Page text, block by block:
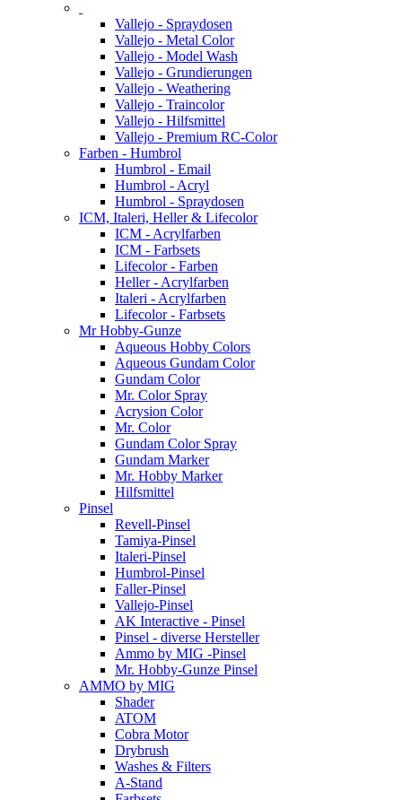
Vallejo - Spraydosen
Vallejo - Metal Color
Vallejo - Model Wash
Vallejo - Grundierungen
Vallejo - Weathering
Vallejo - Traincolor
Vallejo - Hilfsmittel
Vallejo - Premium RC-Color
Farben - Humbrol
Humbrol - Email
Humbrol - Acryl
Humbrol - Spraydosen
ICM, Italeri, Heller & Lifecolor
ICM - Acrylfarben
ICM - Farbsets
Lifecolor - Farben
Heller - Acrylfarben
Italeri - Acrylfarben
Lifecolor - Farbsets
Mr Hobby-Gunze
Aqueous Hobby Colors
Aqueous Gundam Color
Gundam Color
Mr. Color Spray
Acrysion Color
Mr. Color
Gundam Color Spray
Gundam Marker
Mr. Hobby Marker
Hilfsmittel
Pinsel
Revell-Pinsel
Tamiya-Pinsel
Italeri-Pinsel
Humbrol-Pinsel
Faller-Pinsel
Vallejo-Pinsel
AK Interactive - Pinsel
Pinsel - diverse Hersteller
Ammo by MIG -Pinsel
Mr. Hobby-Gunze Pinsel
AMMO by MIG
Shader
ATOM
Cobra Motor
Drybrush
Washes & Filters
A-Stand